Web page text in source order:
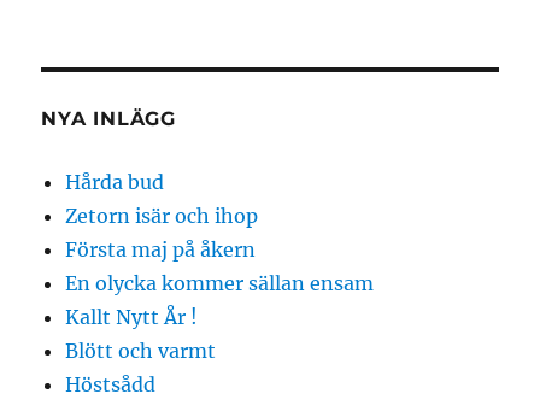
NYA INLÄGG
Hårda bud
Zetorn isär och ihop
Första maj på åkern
En olycka kommer sällan ensam
Kallt Nytt År !
Blött och varmt
Höstsådd